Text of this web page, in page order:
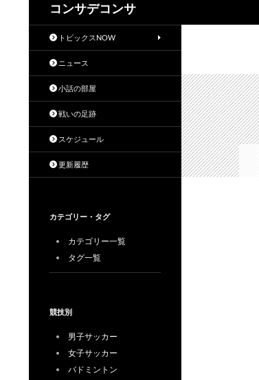
コンサデコンサ
トピックスNOW
ニュース
小話の部屋
戦いの足跡
スケジュール
更新履歴
カテゴリー・タグ
カテゴリー一覧
タグ一覧
競技別
男子サッカー
女子サッカー
バドミントン